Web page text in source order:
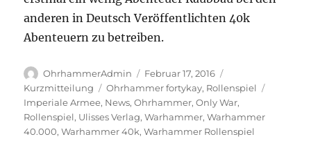
anderen in Deutsch Veröffentlichten 40k
Abenteuern zu betreiben.
Autor
OhrhammerAdmin
Veröffentlicht
am
Februar 17, 2016
Kurzmitteilung
Kategorien
Ohrhammer fortykay, Rollenspiel
Imperiale Armee, News,Ohrhammer,Only War,
Rollenspiel, Ulisses Verlag,Warhammer,Warhammer
40.000,Warhammer 40k,Warhammer Rollenspiel